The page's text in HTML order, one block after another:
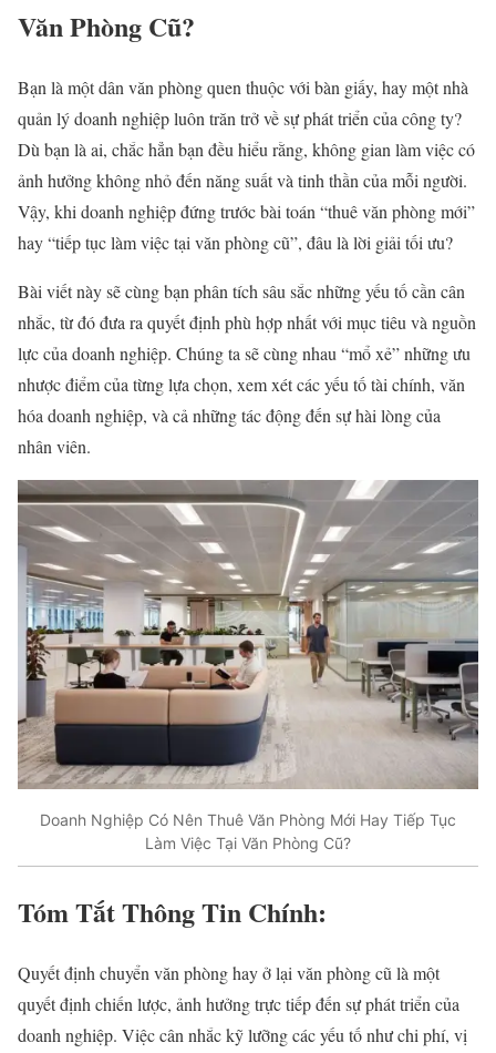
Văn Phòng Cũ?
Bạn là một dân văn phòng quen thuộc với bàn giấy, hay một nhà
quản lý doanh nghiệp luôn trăn trở về sự phát triển của công ty?
Dù bạn là ai, chắc hẳn bạn đều hiểu rằng, không gian làm việc có
ảnh hưởng không nhỏ đến năng suất và tinh thần của mỗi người.
Vậy, khi doanh nghiệp đứng trước bài toán “thuê văn phòng mới”
hay “tiếp tục làm việc tại văn phòng cũ”, đâu là lời giải tối ưu?
Bài viết này sẽ cùng bạn phân tích sâu sắc những yếu tố cần cân
nhắc, từ đó đưa ra quyết định phù hợp nhất với mục tiêu và nguồn
lực của doanh nghiệp. Chúng ta sẽ cùng nhau “mổ xẻ” những ưu
nhược điểm của từng lựa chọn, xem xét các yếu tố tài chính, văn
hóa doanh nghiệp, và cả những tác động đến sự hài lòng của
nhân viên.
Doanh Nghiệp Có Nên Thuê Văn Phòng Mới Hay Tiếp Tục
Làm Việc Tại Văn Phòng Cũ?
Tóm Tắt Thông Tin Chính:
Quyết định chuyển văn phòng hay ở lại văn phòng cũ là một
quyết định chiến lược, ảnh hưởng trực tiếp đến sự phát triển của
doanh nghiệp. Việc cân nhắc kỹ lưỡng các yếu tố như chi phí, vị